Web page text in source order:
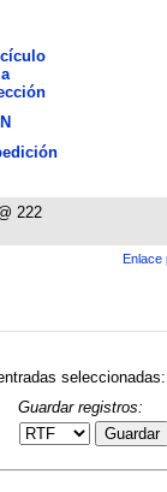
222
Enlace
seleccionadas:
Guardar registros:
Guardar